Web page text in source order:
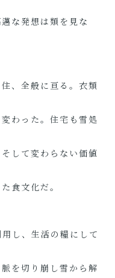
な発想は類を見な
、全般に亘る。衣類
わった。住宅も雪処
して変わらない価値
食文化だ。
し、生活の糧にして
を切り崩し雪から解